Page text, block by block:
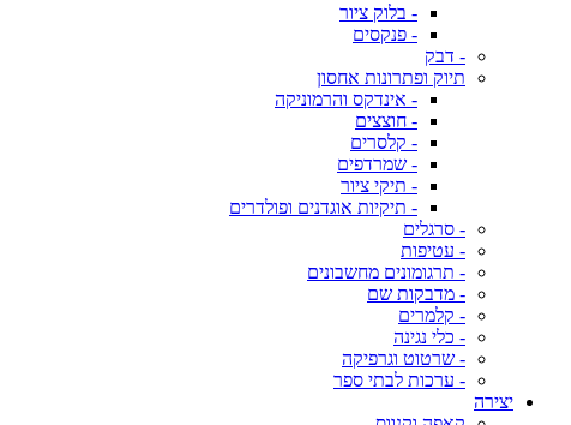
- בלוק ציור
- פנקסים
- דבק
תיוק ופתרונות אחסון
- אינדקס והרמוניקה
- חוצצים
- קלסרים
- שמרדפים
- תיקי ציור
- תיקיות אוגדנים ופולדרים
- סרגלים
- עטיפות
- תרגומונים מחשבונים
- מדבקות שם
- קלמרים
- כלי נגינה
- שרטוט וגרפיקה
- ערכות לבתי ספר
יצירה